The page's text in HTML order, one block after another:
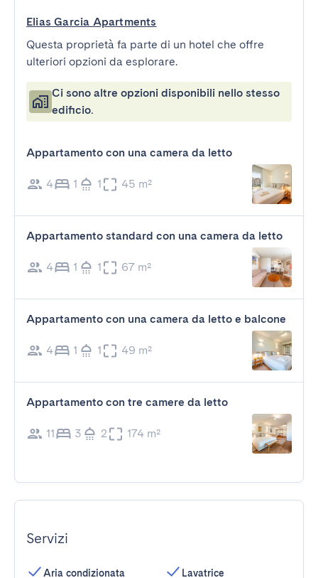
Elias Garcia Apartments
Questa proprietà fa parte di un hotel che offre
ulteriori opzioni da esplorare.
Ci sono altre opzioni disponibili nello stesso
edificio.
Appartamento con una camera da letto
4 1 1 45 m²
Appartamento standard con una camera da letto
4 1 1 67 m²
Appartamento con una camera da letto e balcone
4 1 1 49 m²
Appartamento con tre camere da letto
11 3 2 174 m²
Servizi
Aria condizionata
Lavatrice